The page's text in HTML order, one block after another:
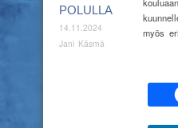
POLULLA
14.11.2024
Jani Käsmä
myös